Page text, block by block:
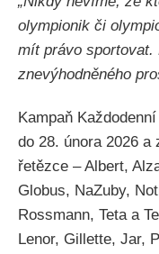
olympionik či
mít právo sportovat.
znevýhodněného
Kampaň
do 28. února 2026
řetězce – Albert,
Globus, NaZuby,
Rossmann, Teta a
Lenor, Gillette, Jar,